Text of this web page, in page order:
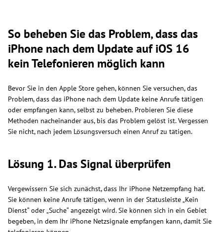
So beheben Sie das Problem, dass das
iPhone nach dem Update auf iOS 16
kein Telefonieren möglich kann
Bevor Sie in den Apple Store gehen, können Sie versuchen, das
Problem, dass das iPhone nach dem Update keine Anrufe tätigen
oder empfangen kann, selbst zu beheben. Probieren Sie diese
Methoden nacheinander aus, bis das Problem gelöst ist. Vergessen
Sie nicht, nach jedem Lösungsversuch einen Anruf zu tätigen.
Lösung 1. Das Signal überprüfen
Vergewissern Sie sich zunächst, dass Ihr iPhone Netzempfang hat.
Sie können keine Anrufe tätigen, wenn in der Statusleiste „Kein
Dienst“ oder „Suche“ angezeigt wird. Sie können sich in ein Gebiet
begeben, in dem Ihr iPhone Netzsignale empfangen kann, damit Sie